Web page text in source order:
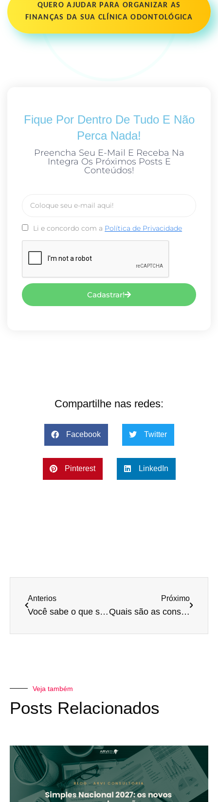
QUERO AJUDAR PARA ORGANIZAR AS
FINANÇAS DA SUA CLÍNICA ODONTOLÓGICA
Fique Por Dentro De Tudo E Não
Perca Nada!
Preencha Seu E-Mail E Receba Na
Integra Os Próximos Posts E
Conteúdos!
Li e concordo com a Política de Privacidade
Cadastrar!
Compartilhe nas redes:
Facebook Twitter
Pinterest LinkedIn
Anterios
Você sabe o que significa resiliência financeira?
Próximo
Quais são as consequências de misturar as contas pessoais dos sócios com as da empresa?
Veja também
Posts Relacionados